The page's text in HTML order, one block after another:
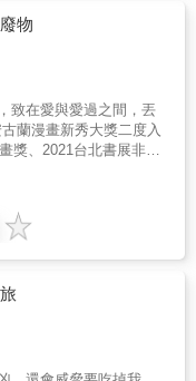
刺書寫：本篤會象徵基
紀伯納（Bernardo
士（也稱道明會）宗教
運動黨（MSI）與黑色
隱喻共產黨（PCI），而
」則對應議會外激進團
的恐怖主義。這套對照
超歷史性」，使作品成
繪腐敗的權力結構與被
（Mistero Buffo）的影
那哈在漫畫中成功保留了
說結構，儘管必須對高
「貧窮運動」所引發的
鬱的教會體制與宗教裁
；相較於電影與電視改
忠實而深刻。這種精準
理解，也源於馬那哈成
多人在第一個冬天就因
一段被強制驅離與流放
直到1990年，立陶宛終
宣布獨立時，人們才能
。作者尤佳．維列在一
時她13歲，正好目睹這
時有無數的示威遊行、
揚，眼睛裡充滿希望的
唱歌和唸詩，自由的氣
回到家鄉的被流放者們
書被命名為「流亡文
有的書都看完了，但她
背負著西伯利亞的過
和考驗。但她以簡潔明
的記憶。她在談論痛苦
麗的西伯利亞大自然和
些用鉛筆書寫、被磨擦
，無與倫比；非讀不
庵（作家、資深編輯
於馬這個概念一樣，只
用上符號及符號的符
妙的故事永遠都是事證
名字》，我們樂於看見
聖詩的另一種符號。
《不可知論偵探》漫
》的原著是以文字建構
那哈才能以圖像駕馭。
起源的貝葉掛毯
，打造出真實與虛幻共
要大家看原著真的太辛
年代電影都看不太下
以帶我們進入或重溫艾
――翁稷安（國立暨南
80後同個世代的女性居
刻日常。在新作《愛過
《暫時先這樣》中的片
市空間、親密關係與物
。&在本書收錄的9篇短
麗〉、〈Friday
〈Outsider〉乍看各自
點出親密關係的齟齬、
出每段關係的靠近與背
〈Souvenir〉則聚焦於
的情感與記憶，既珍貴
最末篇的〈Before
這是一本寫給紀念品們的
間，丟不掉的廢物們。&
以叫它廢物，是因為我
過的廢物》藉由清新浪
物
致在愛與愛過之間，丟
蘭漫畫新秀大獎二度入
獎、2021台北書展非小
漫畫家Mangasick李屏
黃珮珊│慢工出版社總
一致好評&阿力金吉兒│
80後同個世代的女性居
刻日常。在新作《愛過
《暫時先這樣》中的片
市空間、親密關係與物
。&在本書收錄的9篇短